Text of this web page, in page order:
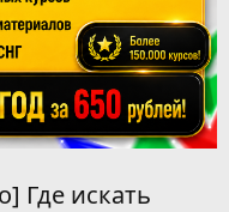
Где искать